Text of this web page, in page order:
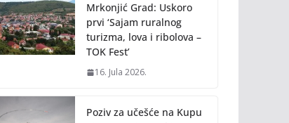
Mrkonjić Grad: Uskoro
prvi ‘Sajam ruralnog
turizma, lova i ribolova –
TOK Fest’
16. Jula 2026.
Poziv za učešće na Kupu